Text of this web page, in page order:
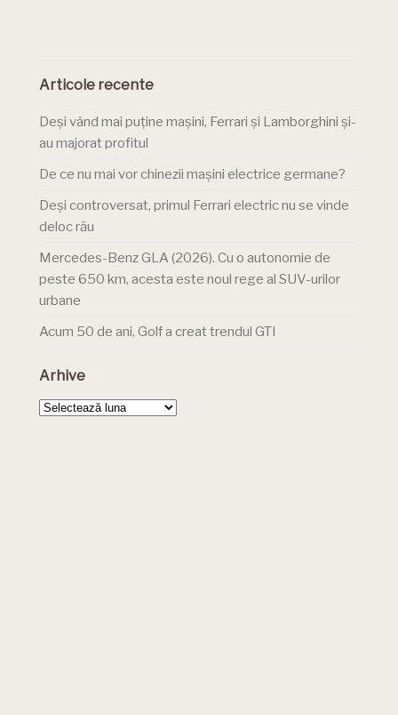
Articole recente
Deși vând mai puține mașini, Ferrari și Lamborghini și-
au majorat profitul
De ce nu mai vor chinezii mașini electrice germane?
Deși controversat, primul Ferrari electric nu se vinde
deloc rău
Mercedes-Benz GLA (2026). Cu o autonomie de
peste 650 km, acesta este noul rege al SUV-urilor
urbane
Acum 50 de ani, Golf a creat trendul GTI
Arhive
Arhive